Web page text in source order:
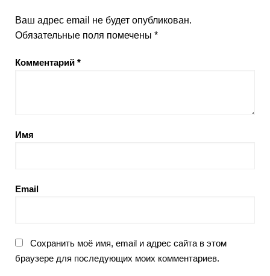
Ваш адрес email не будет опубликован.
Обязательные поля помечены *
Комментарий *
Имя
Email
Сохранить моё имя, email и адрес сайта в этом
браузере для последующих моих комментариев.